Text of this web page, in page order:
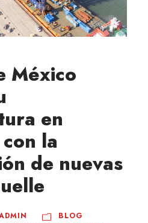
México
en
la
de nuevas
BLOG